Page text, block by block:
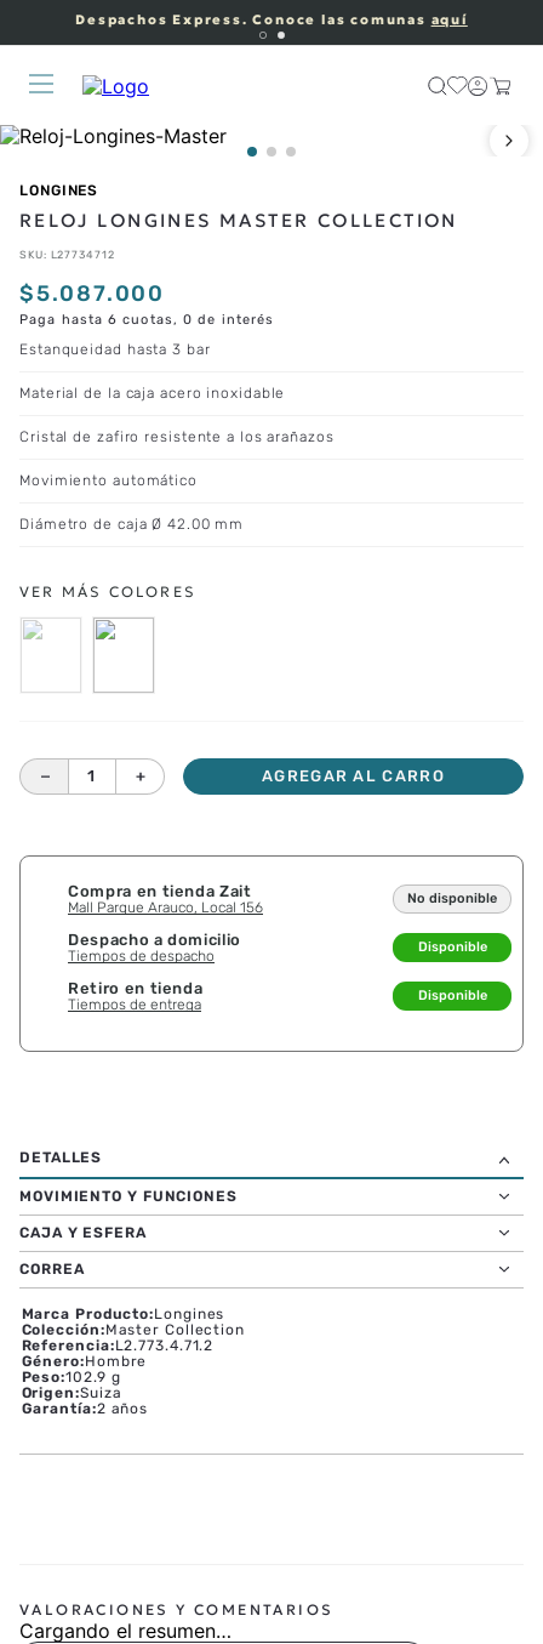
Despachos Express. Conoce las comunas aquí
LONGINES
RELOJ LONGINES MASTER COLLECTION
SKU: L27734712
$5.087.000
Paga hasta 6 cuotas, 0 de interés
Estanqueidad hasta 3 bar
Material de la caja acero inoxidable
Cristal de zafiro resistente a los arañazos
Movimiento automático
Diámetro de caja Ø 42.00 mm
＋
－ AGREGAR AL CARRO
Compra en tienda Zait
Mall Parque Arauco, Local 156
No disponible
Despacho a domicilio
Tiempos de despacho
Disponible
Retiro en tienda
Tiempos de entrega
Disponible
MOVIMIENTO Y FUNCIONES
CAJA Y ESFERA
CORREA
Marca Producto:Longines
Colección:Master Collection
Referencia:L2.773.4.71.2
Género:Hombre
Peso:102.9 g
Origen:Suiza
Garantía:2 años
Cargando el resumen…